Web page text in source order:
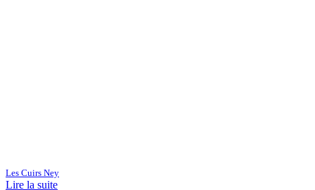
Les Cuirs Ney
Lire la suite